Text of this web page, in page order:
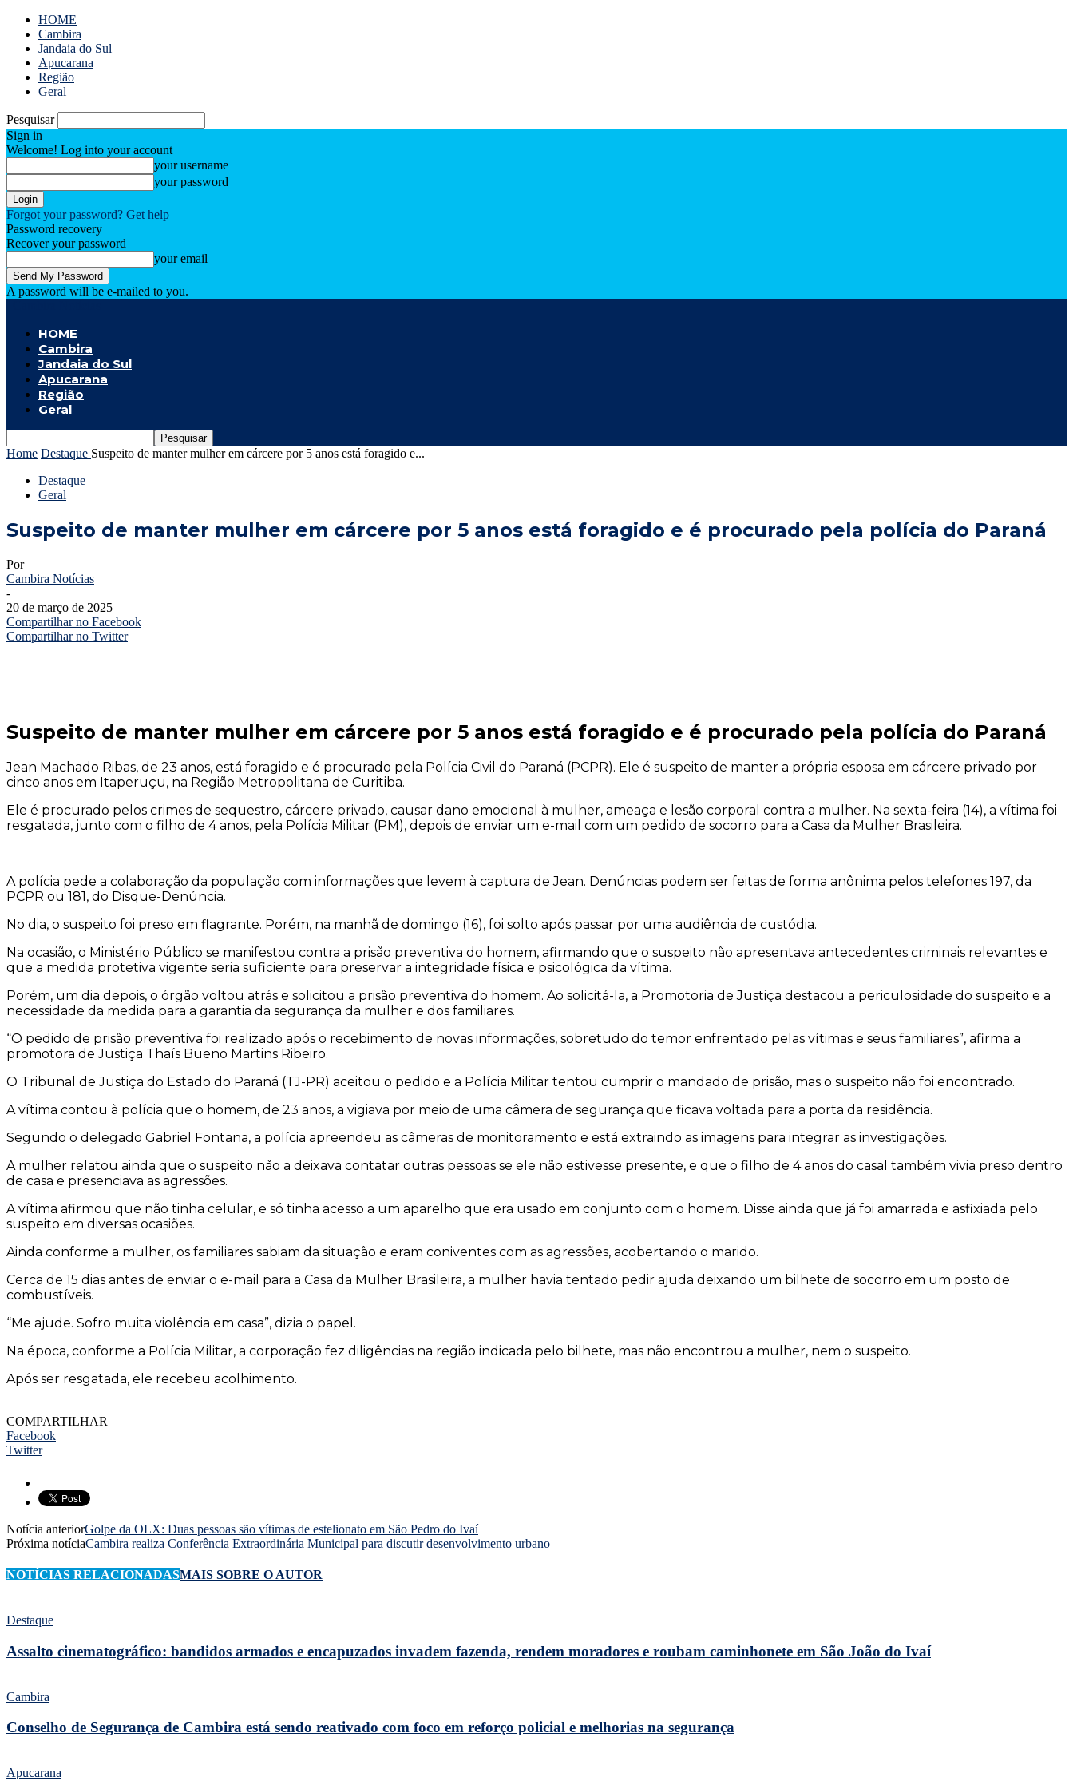
HOME
Cambira
Jandaia do Sul
Apucarana
Região
Geral
Pesquisar
Sign in
Welcome! Log into your account
your username
your password
Forgot your password? Get help
Password recovery
Recover your password
your email
A password will be e-mailed to you.
HOME
Cambira
Jandaia do Sul
Apucarana
Região
Geral
Home Destaque Suspeito de manter mulher em cárcere por 5 anos está foragido e...
Destaque
Geral
Suspeito de manter mulher em cárcere por 5 anos está foragido e é procurado pela polícia do Paraná
Por
Cambira Notícias
-
20 de março de 2025
Compartilhar no Facebook
Compartilhar no Twitter
Suspeito de manter mulher em cárcere por 5 anos está foragido e é procurado pela polícia do Paraná
Jean Machado Ribas, de 23 anos, está foragido e é procurado pela Polícia Civil do Paraná (PCPR). Ele é suspeito de manter a própria esposa em cárcere privado por
cinco anos em Itaperuçu, na Região Metropolitana de Curitiba.
Ele é procurado pelos crimes de sequestro, cárcere privado, causar dano emocional à mulher, ameaça e lesão corporal contra a mulher. Na sexta-feira (14), a vítima foi
resgatada, junto com o filho de 4 anos, pela Polícia Militar (PM), depois de enviar um e-mail com um pedido de socorro para a Casa da Mulher Brasileira.
A polícia pede a colaboração da população com informações que levem à captura de Jean. Denúncias podem ser feitas de forma anônima pelos telefones 197, da
PCPR ou 181, do Disque-Denúncia.
No dia, o suspeito foi preso em flagrante. Porém, na manhã de domingo (16), foi solto após passar por uma audiência de custódia.
Na ocasião, o Ministério Público se manifestou contra a prisão preventiva do homem, afirmando que o suspeito não apresentava antecedentes criminais relevantes e
que a medida protetiva vigente seria suficiente para preservar a integridade física e psicológica da vítima.
Porém, um dia depois, o órgão voltou atrás e solicitou a prisão preventiva do homem. Ao solicitá-la, a Promotoria de Justiça destacou a periculosidade do suspeito e a
necessidade da medida para a garantia da segurança da mulher e dos familiares.
“O pedido de prisão preventiva foi realizado após o recebimento de novas informações, sobretudo do temor enfrentado pelas vítimas e seus familiares”, afirma a
promotora de Justiça Thaís Bueno Martins Ribeiro.
O Tribunal de Justiça do Estado do Paraná (TJ-PR) aceitou o pedido e a Polícia Militar tentou cumprir o mandado de prisão, mas o suspeito não foi encontrado.
A vítima contou à polícia que o homem, de 23 anos, a vigiava por meio de uma câmera de segurança que ficava voltada para a porta da residência.
Segundo o delegado Gabriel Fontana, a polícia apreendeu as câmeras de monitoramento e está extraindo as imagens para integrar as investigações.
A mulher relatou ainda que o suspeito não a deixava contatar outras pessoas se ele não estivesse presente, e que o filho de 4 anos do casal também vivia preso dentro
de casa e presenciava as agressões.
A vítima afirmou que não tinha celular, e só tinha acesso a um aparelho que era usado em conjunto com o homem. Disse ainda que já foi amarrada e asfixiada pelo
suspeito em diversas ocasiões.
Ainda conforme a mulher, os familiares sabiam da situação e eram coniventes com as agressões, acobertando o marido.
Cerca de 15 dias antes de enviar o e-mail para a Casa da Mulher Brasileira, a mulher havia tentado pedir ajuda deixando um bilhete de socorro em um posto de
combustíveis.
“Me ajude. Sofro muita violência em casa”, dizia o papel.
Na época, conforme a Polícia Militar, a corporação fez diligências na região indicada pelo bilhete, mas não encontrou a mulher, nem o suspeito.
Após ser resgatada, ele recebeu acolhimento.
COMPARTILHAR
Facebook
Twitter
Notícia anteriorGolpe da OLX: Duas pessoas são vítimas de estelionato em São Pedro do Ivaí
Próxima notíciaCambira realiza Conferência Extraordinária Municipal para discutir desenvolvimento urbano
NOTÍCIAS RELACIONADASMAIS SOBRE O AUTOR
Destaque
Assalto cinematográfico: bandidos armados e encapuzados invadem fazenda, rendem moradores e roubam caminhonete em São João do Ivaí
Cambira
Conselho de Segurança de Cambira está sendo reativado com foco em reforço policial e melhorias na segurança
Apucarana